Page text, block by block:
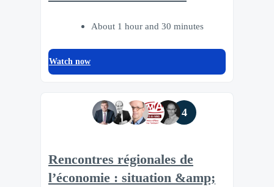
About 1 hour and 30 minutes
Watch now
4
Rencontres régionales de
l’économie : situation &amp;